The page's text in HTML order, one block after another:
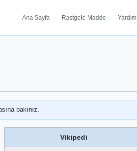
Ana Sayfa Rastgele Madde Yardım
bakınız.
Vikipedi